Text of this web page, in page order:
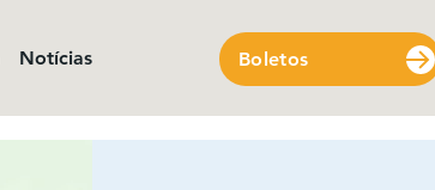
Notícias Boletos